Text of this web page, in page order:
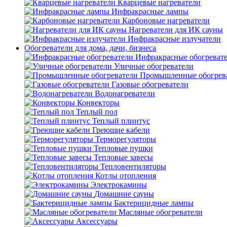
Кварцевые нагреватели
Инфракрасные лампы
Карбоновые нагреватели
Нагреватели для ИК сауны
Инфракрасные излучатели
Обогреватели для дома, дачи, бизнеса
Инфракрасные
Уличные обогреватели
Промышленные
Газовые обогреватели
Водонагреватели
Конвекторы
Теплый пол
Теплый плинтус
Греющие кабели
Терморегуляторы
Тепловые пушки
Тепловые завесы
Тепловентиляторы
Котлы отопления
Электрокамины
Домашние сауны
Бактерицидные лампы
Масляные обогреватели
Аксессуары